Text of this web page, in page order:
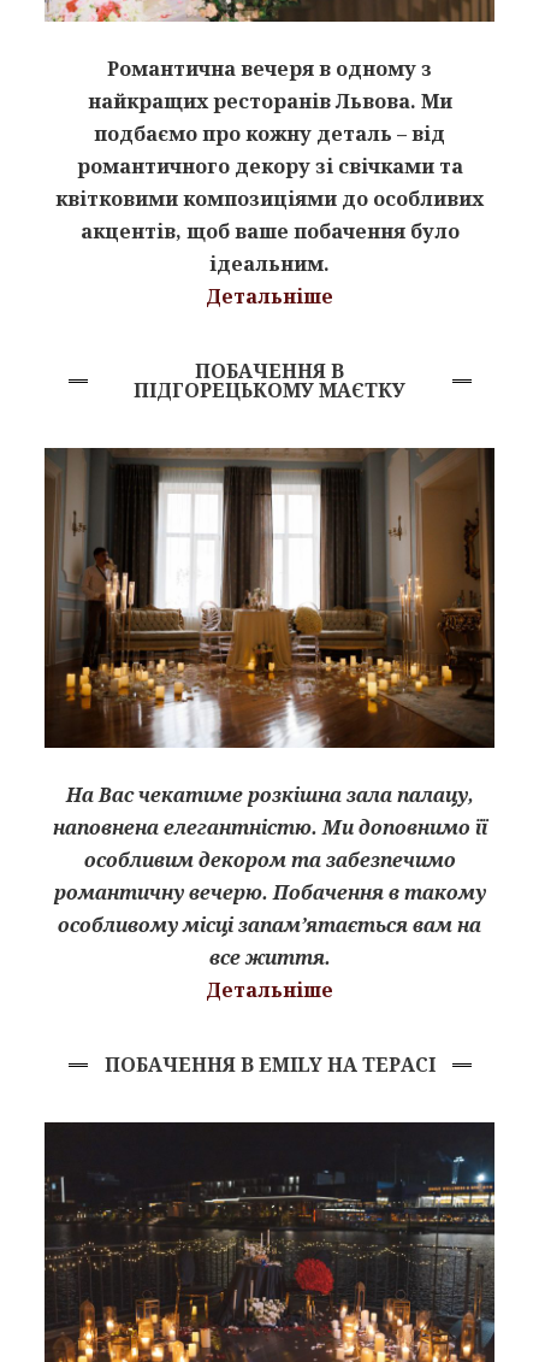
Романтична вечеря в одному з
найкращих ресторанів Львова. Ми
подбаємо про кожну деталь – від
романтичного декору зі свічками та
квітковими композиціями до особливих
акцентів, щоб ваше побачення було
ідеальним.
Детальніше
ПОБАЧЕННЯ В
ПІДГОРЕЦЬКОМУ МАЄТКУ
На Вас чекатиме розкішна зала палацу,
наповнена елегантністю. Ми доповнимо її
особливим декором та забезпечимо
романтичну вечерю. Побачення в такому
особливому місці запам’ятається вам на
все життя.
Детальніше
ПОБАЧЕННЯ В EMILY НА ТЕРАСІ